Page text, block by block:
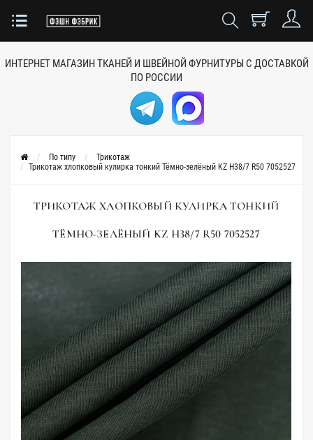
ИНТЕРНЕТ МАГАЗИН ТКАНЕЙ И ШВЕЙНОЙ ФУРНИТУРЫ С ДОСТАВКОЙ
ПО РОССИИ
По типу
Трикотаж
Трикотаж хлопковый кулирка тонкий Тёмно-зелёный KZ H38/7 R50 7052527
ТРИКОТАЖ ХЛОПКОВЫЙ КУЛИРКА ТОНКИЙ
ТЁМНО-ЗЕЛЁНЫЙ KZ H38/7 R50 7052527